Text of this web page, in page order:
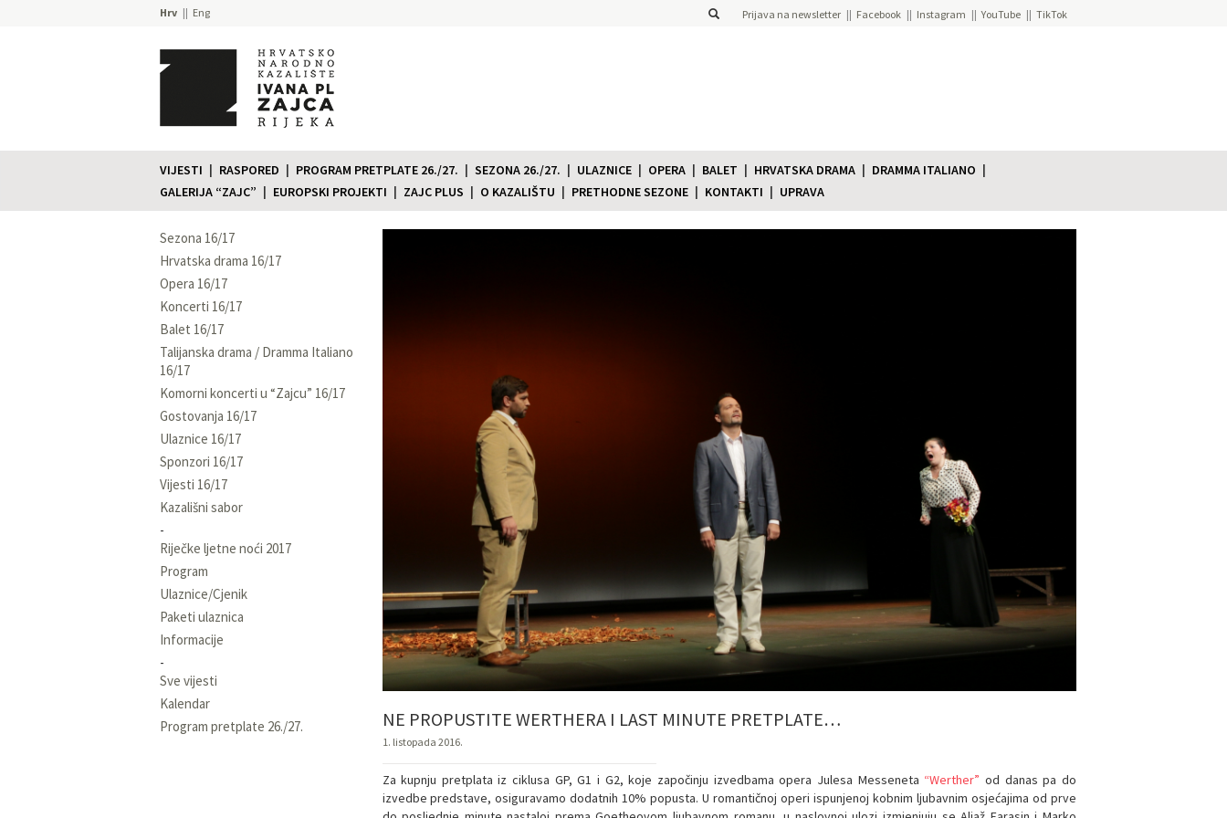
Hrv Eng Prijava na newsletter Facebook Instagram YouTube TikTok
VIJESTI RASPORED PROGRAM PRETPLATE 26./27. SEZONA 26./27. ULAZNICE OPERA BALET HRVATSKA DRAMA
DRAMMA ITALIANO
GALERIJA “ZAJC”
EUROPSKI PROJEKTI ZAJC PLUS O KAZALIŠTU PRETHODNE SEZONE KONTAKTI UPRAVA
Sezona 16/17
Hrvatska drama 16/17
Opera 16/17
Koncerti 16/17
Balet 16/17
Talijanska drama / Dramma Italiano
16/17
Komorni koncerti u “Zajcu” 16/17
Gostovanja 16/17
Ulaznice 16/17
Sponzori 16/17
Vijesti 16/17
Kazališni sabor
Riječke ljetne noći 2017
Program
Ulaznice/Cjenik
Paketi ulaznica
Informacije
Sve vijesti
Kalendar
Program pretplate 26./27.
NE PROPUSTITE WERTHERA I LAST MINUTE PRETPLATE…
1. listopada 2016.
Za kupnju pretplata iz ciklusa GP, G1 i G2, koje započinju izvedbama opera Julesa Messeneta “Werther” od danas pa do
izvedbe predstave, osiguravamo dodatnih 10% popusta. U romantičnoj operi ispunjenoj kobnim ljubavnim osjećajima od prve